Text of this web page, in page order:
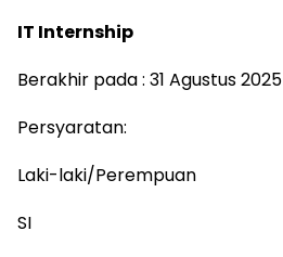
IT Internship
Berakhir pada : 31 Agustus 2025
Persyaratan:
Laki-laki/Perempuan
SI